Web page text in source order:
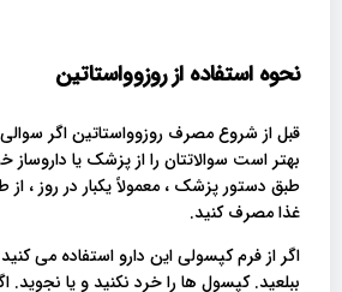
نحوه استفاده از روزوواستاتین
قبل از شروع مصرف روزوواستاتین اگر سوالی
بهتر است سوالاتتان را از پزشک یا داروساز
طبق دستور پزشک ، معمولاً یکبار در روز ، از
غذا مصرف کنید.
اگر از فرم کپسولی این دارو استفاده می
ببلعید. کپسول ها را خرد نکنید و یا نجوید.